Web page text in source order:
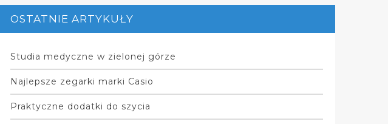
OSTATNIE ARTYKUŁY
Studia medyczne w zielonej górze
Najlepsze zegarki marki Casio
Praktyczne dodatki do szycia